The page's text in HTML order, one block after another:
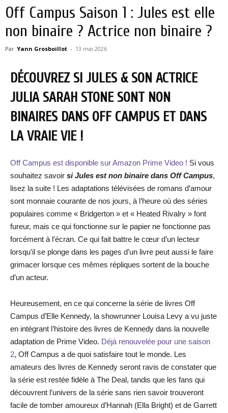
Off Campus Saison 1 : Jules est elle
non binaire ? Actrice non binaire ?
Par Yann Grosboillot - 13 mai 2026
DÉCOUVREZ SI JULES & SON ACTRICE
JULIA SARAH STONE SONT NON
BINAIRES DANS OFF CAMPUS ET DANS
LA VRAIE VIE !
Off Campus est disponible sur Amazon Prime Video ! Si vous
souhaitez savoir si Jules est non binaire dans Off Campus,
lisez la suite ! Les adaptations télévisées de romans d’amour
sont monnaie courante de nos jours, à l’heure où des séries
populaires comme « Bridgerton » et « Heated Rivalry » font
fureur, mais ce qui fonctionne sur le papier ne fonctionne pas
forcément à l’écran. Ce qui fait battre le cœur d’un lecteur
lorsqu’il se plonge dans les pages d’un livre peut aussi le faire
grimacer lorsque ces mêmes répliques sortent de la bouche
d’un acteur.
Heureusement, en ce qui concerne la série de livres Off
Campus d’Elle Kennedy, la showrunner Louisa Levy a vu juste
en intégrant l’histoire des livres de Kennedy dans la nouvelle
adaptation de Prime Video. Déjà renouvelée pour une saison
2, Off Campus a de quoi satisfaire tout le monde. Les
amateurs des livres de Kennedy seront ravis de constater que
la série est restée fidèle à The Deal, tandis que les fans qui
découvrent l’univers de la série sans rien savoir trouveront
facile de tomber amoureux d’Hannah (Ella Bright) et de Garrett